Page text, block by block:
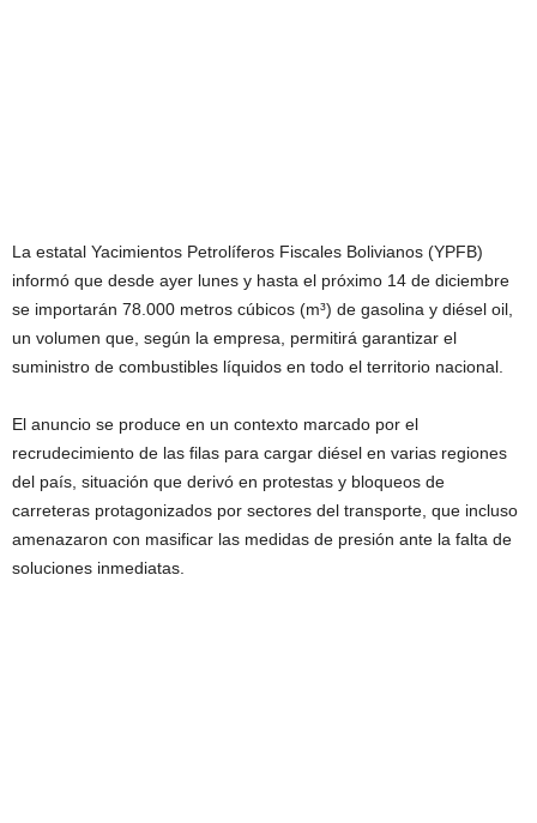
La estatal Yacimientos Petrolíferos Fiscales Bolivianos (YPFB)
informó que desde ayer lunes y hasta el próximo 14 de diciembre
se importarán 78.000 metros cúbicos (m³) de gasolina y diésel oil,
un volumen que, según la empresa, permitirá garantizar el
suministro de combustibles líquidos en todo el territorio nacional.
El anuncio se produce en un contexto marcado por el
recrudecimiento de las filas para cargar diésel en varias regiones
del país, situación que derivó en protestas y bloqueos de
carreteras protagonizados por sectores del transporte, que incluso
amenazaron con masificar las medidas de presión ante la falta de
soluciones inmediatas.